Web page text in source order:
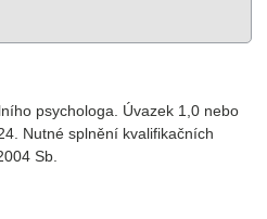
psychologa. Úvazek 1,0 nebo
Nutné splnění kvalifikačních
Sb.